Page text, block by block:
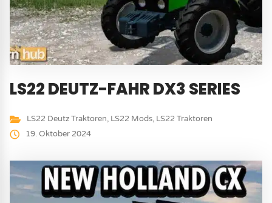
LS22 DEUTZ-FAHR DX3 SERIES
LS22 Deutz Traktoren, LS22 Mods, LS22 Traktoren
19. Oktober 2024